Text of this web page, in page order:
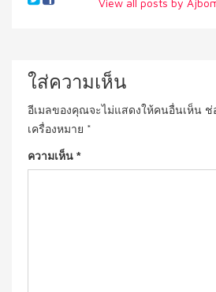
View all posts by
ใส่ความเห็น
อีเมลของคุณจะไม่แสดงให้คนอื่นเห็น ช่
เครื่องหมาย *
ความเห็น *